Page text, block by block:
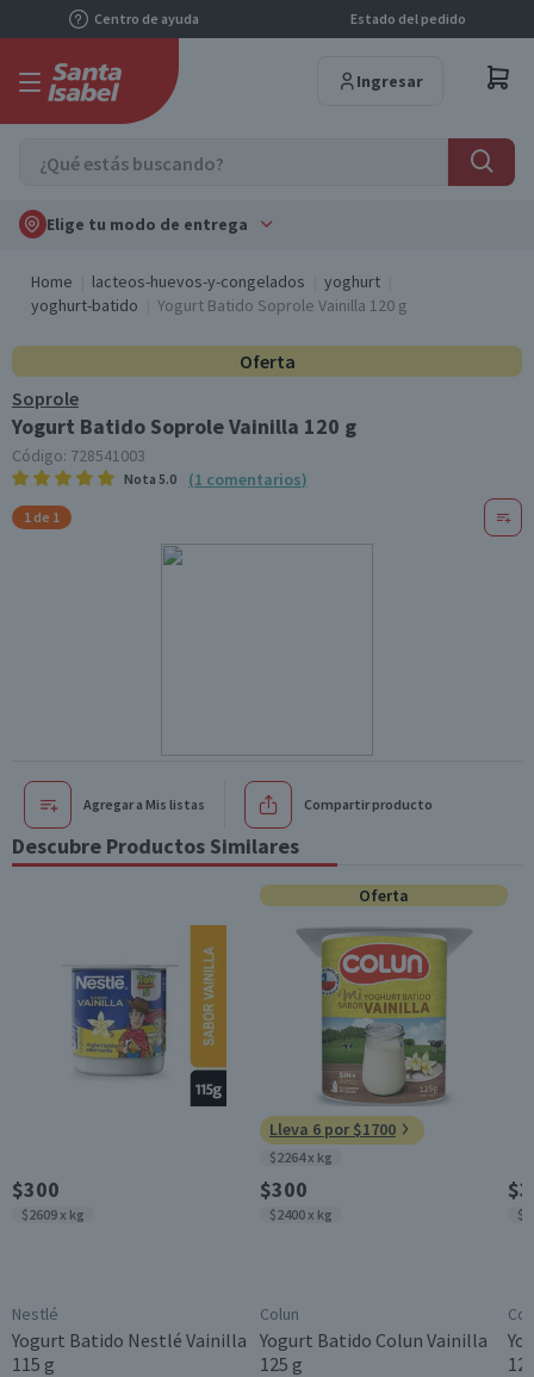
Centro de ayuda Estado del pedido
Ingresar
Elige tu modo de entrega
Home lacteos-huevos-y-congelados
yoghurt
yoghurt-batido
Yogurt Batido Soprole Vainilla 120 g
Oferta
Soprole
Yogurt Batido Soprole Vainilla 120 g
Código: 728541003
Nota 5.0 (1 comentarios)
1 de 1
Agregar a Mis listas Compartir producto
Descubre Productos Similares
$300
$2609 x kg
Nestlé
Yogurt Batido Nestlé Vainilla
115 g
Oferta
Lleva 6 por $1700
$2264 x kg
$300
$2400 x kg
Colun
Yogurt Batido Colun Vainilla
125 g